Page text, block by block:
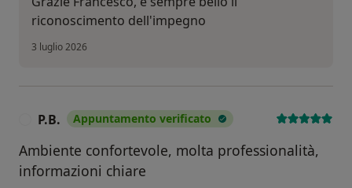
riconoscimento dell'impegno
3 luglio 2026
P.B. Appuntamento verificato
Ambiente confortevole, molta professionalità,
informazioni chiare